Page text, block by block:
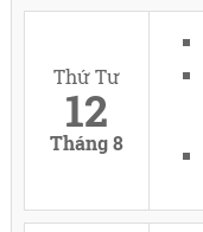
Thứ Tư
12
Tháng 8